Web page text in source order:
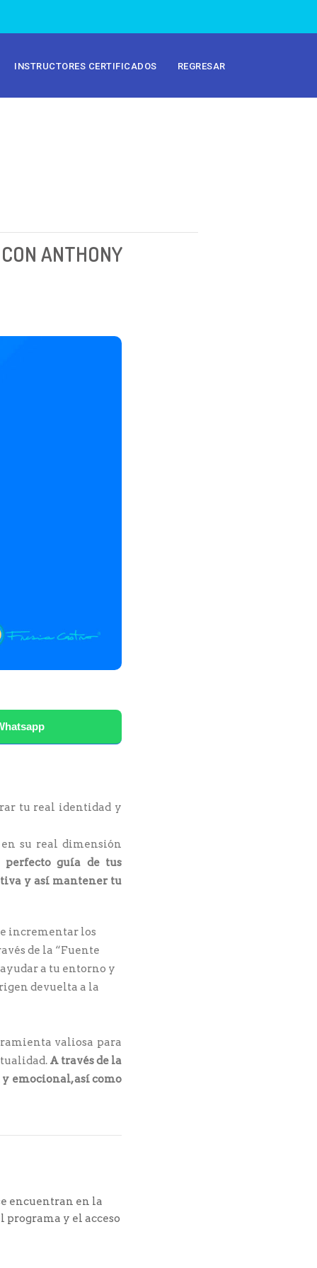
INSTRUCTORES CERTIFICADOS REGRESAR
ANTHONY
tu real identidad y
su real dimensión
guía de tus
y así mantener tu
incrementar los
de la “Fuente
a tu entorno y
devuelta a la
valiosa para
A través de la
emocional, así como
encuentran en la
y el acceso